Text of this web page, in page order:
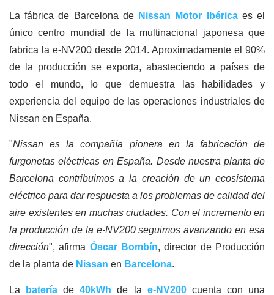
La fábrica de Barcelona de Nissan Motor Ibéricaes el
único centro mundial de la multinacional japonesa que
fabrica la e-NV200 desde 2014. Aproximadamente el 90%
de la producción se exporta, abasteciendo a países de
todo el mundo, lo que demuestra las habilidades y
experiencia del equipo de las operaciones industriales de
Nissan en España.
"Nissan es la compañía pionera en la fabricación de
furgonetas eléctricas en España. Desde nuestra planta de
Barcelona contribuimos a la creación de un ecosistema
eléctrico para dar respuesta a los problemas de calidad del
aire existentes en muchas ciudades. Con el incremento en
la producción de la e-NV200 seguimos avanzando en esa
dirección", afirma Óscar Bombín, director de Producción
de la planta de Nissan en Barcelona.
La batería de40kWh de la e-NV200cuenta con una